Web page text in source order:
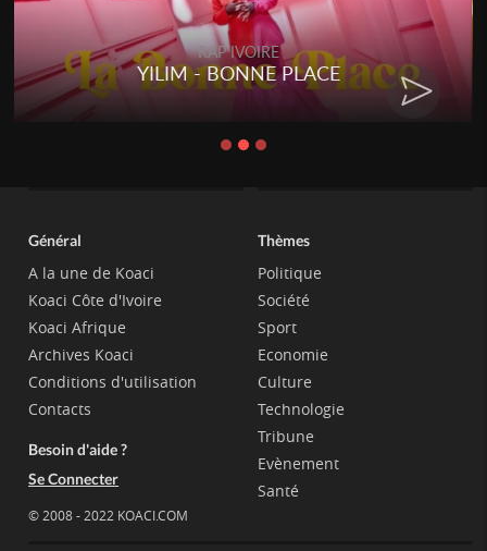
RAP IVOIRE
YILIM - BONNE PLACE
Général
A la une de Koaci
Koaci Côte d'Ivoire
Koaci Afrique
Archives Koaci
Conditions d'utilisation
Contacts
Besoin d'aide ?
Se Connecter
© 2008 - 2022 KOACI.COM
Thèmes
Politique
Société
Sport
Economie
Culture
Technologie
Tribune
Evènement
Santé